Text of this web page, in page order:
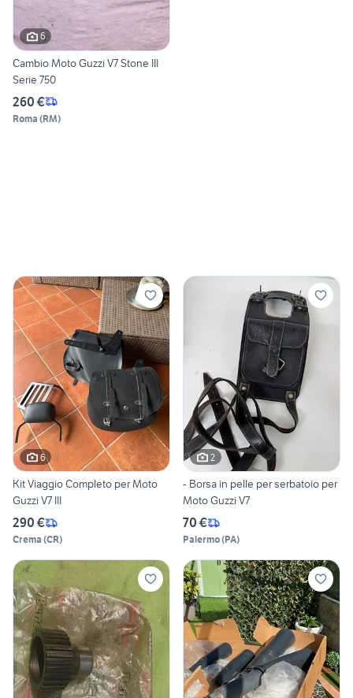
6
Cambio Moto Guzzi V7 Stone III
Serie 750
260 €
Roma (RM)
6
Kit Viaggio Completo per Moto
Guzzi V7 III
290 €
Crema (CR)
2
- Borsa in pelle per serbatoio per
Moto Guzzi V7
70 €
Palermo(PA)